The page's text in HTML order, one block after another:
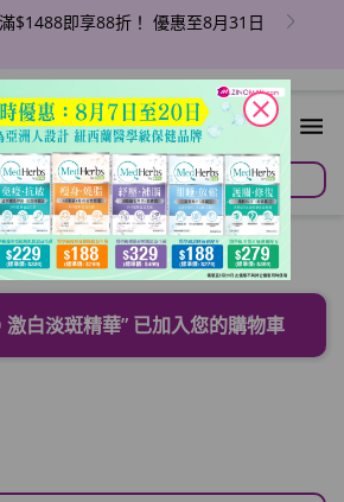
$1488即享88折！ 優惠至8月31日
1
激白淡斑精華” 已加入您的購物車
close